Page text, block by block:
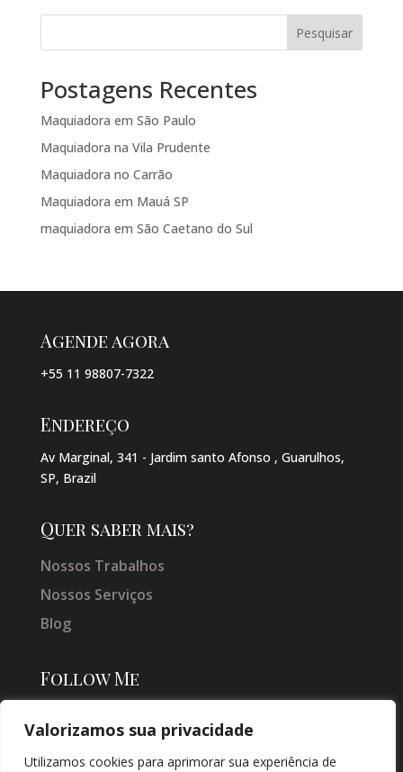
Valorizamos sua privacidade
Utilizamos cookies para aprimorar sua experiência de
Pesquisar
Postagens Recentes
Maquiadora em São Paulo
Maquiadora na Vila Prudente
Maquiadora no Carrão
Maquiadora em Mauá SP
maquiadora em São Caetano do Sul
Agende agora
+55 11 98807-7322
Endereço
Av Marginal, 341 - Jardim santo Afonso , Guarulhos,
SP, Brazil
Quer saber mais?
Nossos Trabalhos
Nossos Serviços
Blog
Follow Me